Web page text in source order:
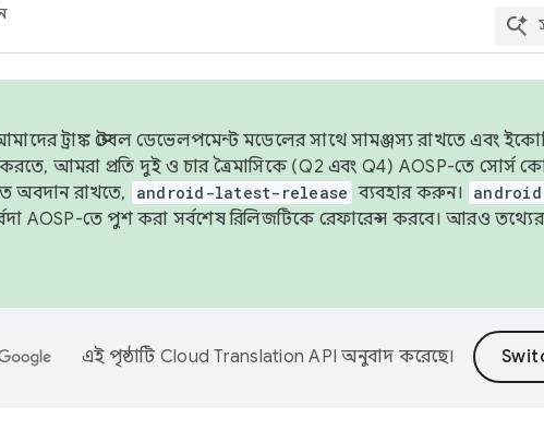
ট্রাঙ্ক স্টেবল ডেভেলপমেন্ট মডেলের সাথে সামঞ্জস্য রাখতে এবং
করতে, আমরা প্রতি দুই ও চার ত্রৈমাসিকে (Q2 এবং Q4) AOSP-তে সোর্স
অবদান রাখতে,
android-latest-release ব্যবহার করুন।
সর্বদা AOSP-তে পুশ করা সর্বশেষ রিলিজটিকে রেফারেন্স করবে। আরও
এই পৃষ্ঠাটি Cloud Translation API অনুবাদ করেছে।